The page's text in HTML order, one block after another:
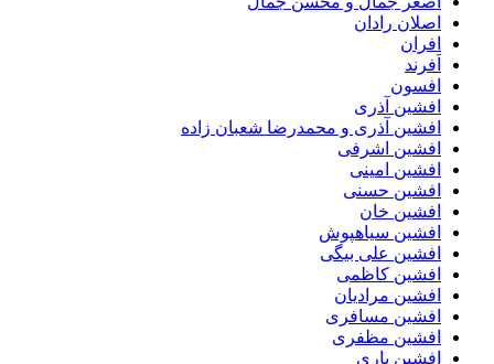
اصلان رادان
افران
اَفرند
افسون
افشین آذری
افشین آذری و محمدرضا شعبان زاده
افشین اشرفی
افشین امینی
افشین حسنی
افشین خان
افشین سیاهپوش
افشین علی بیگی
افشین کاظمی
افشین مرادیان
افشین مسافری
افشین مظفری
افشین یاری